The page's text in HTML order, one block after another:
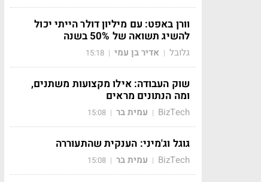
וורן באפט: עם מיליון דולר הייתי יכול
להשיג תשואה של 50% בשנה
גלובל | אדיר בן עמי |
15:18
שוק העבודה: אילו מקצועות משתנים,
ומה הנתונים מראים
BizTech
| עמית בר |
15:08
גוגל וג'מיני: הענקית שהתעוררה
BizTech
| עמית בר |
15:08